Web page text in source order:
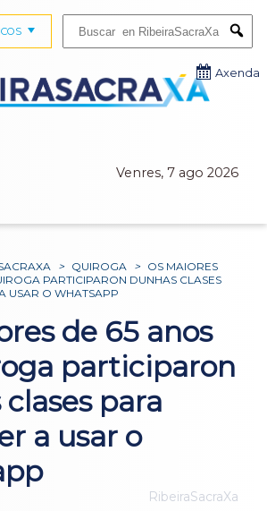
Venres, 7 ago 2026
Axenda
> QUIROGA > OS MAIORES
PARTICIPARON DUNHAS CLASES
USAR O WHATSAPP
de 65 anos
participaron
para
a usar o
RibeiraSacraXa